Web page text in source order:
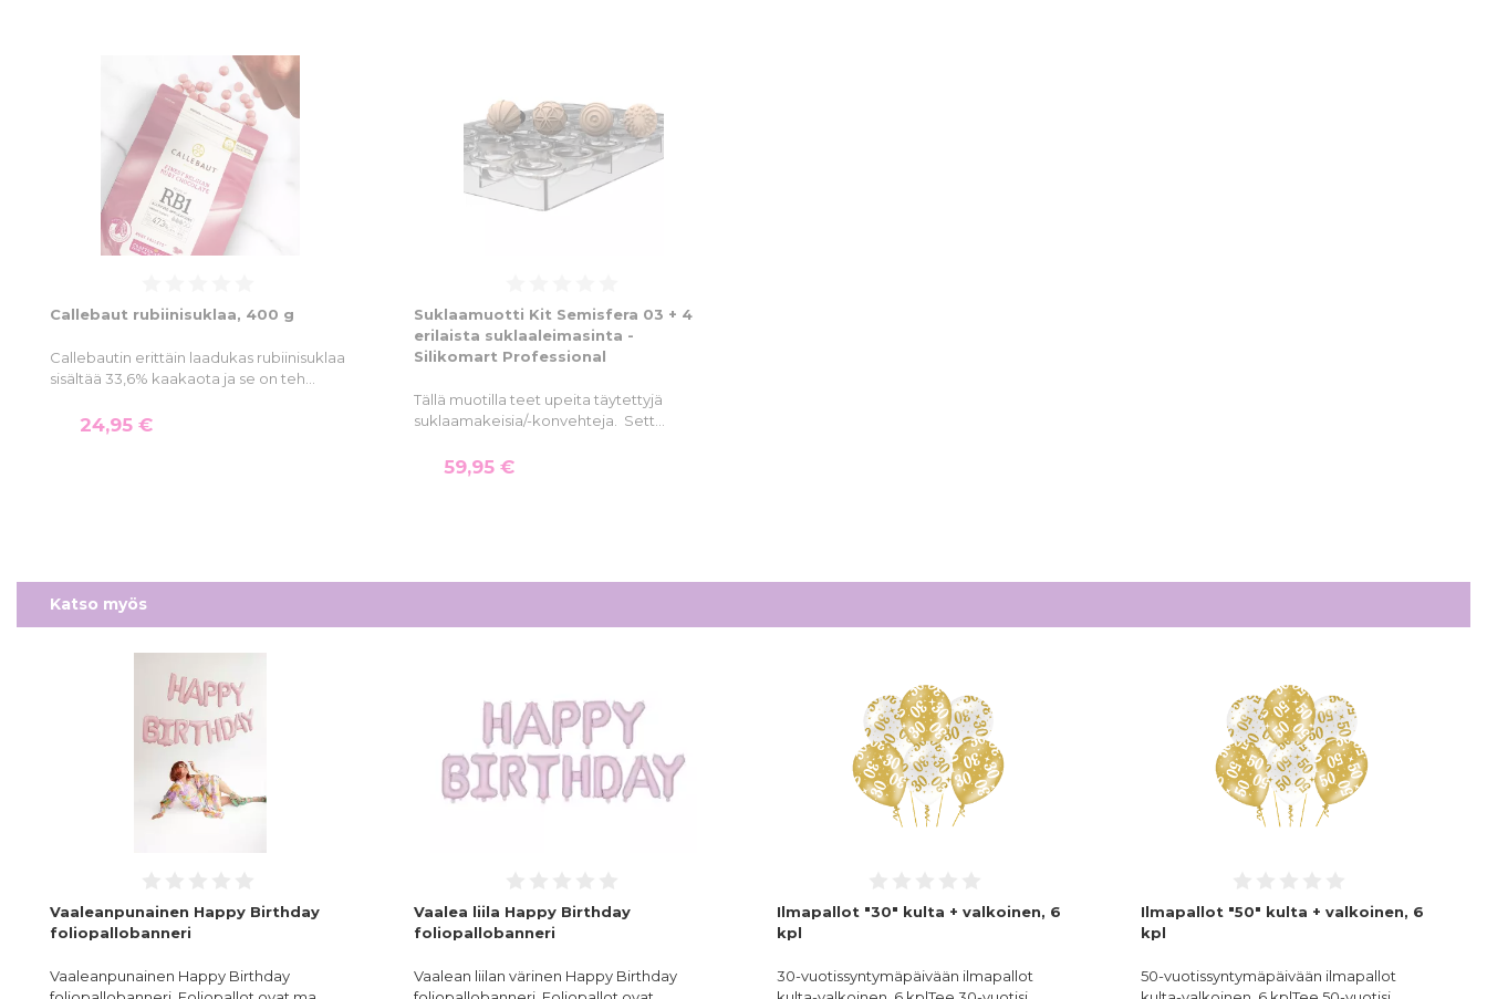
Callebaut rubiinisuklaa, 400 g
Callebautin erittäin laadukas rubiinisuklaa
sisältää 33,6% kaakaota ja se on teh…
24,95 €
Suklaamuotti Kit Semisfera 03 + 4
erilaista suklaaleimasinta -
Silikomart Professional
Tällä muotilla teet upeita täytettyjä
suklaamakeisia/-konvehteja. Sett…
59,95 €
Katso myös
Vaaleanpunainen Happy Birthday
foliopallobanneri
Vaaleanpunainen Happy Birthday
Vaalea liila Happy Birthday
foliopallobanneri
Vaalean liilan värinen Happy Birthday
Ilmapallot "30" kulta + valkoinen, 6
kpl
30-vuotissyntymäpäivään ilmapallot
Ilmapallot "50" kulta + valkoinen, 6
kpl
50-vuotissyntymäpäivään ilmapallot